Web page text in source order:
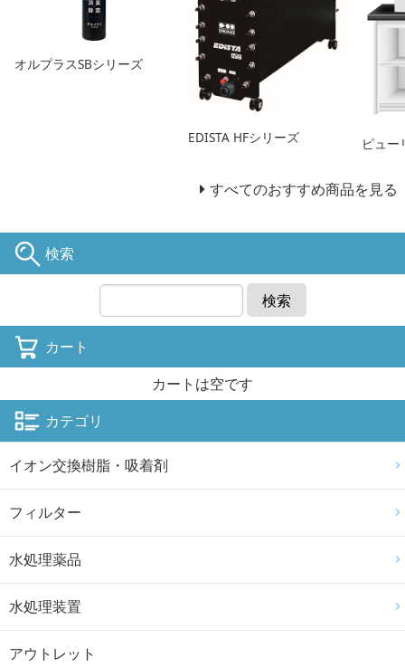
オルプラスSBシリーズ
EDISTA HFシリーズ ピュ
すべてのおすすめ商品を見る
検索
検索
カート
カートは空です
カテゴリ
イオン交換樹脂・吸着剤
フィルター
水処理薬品
水処理装置
アウトレット